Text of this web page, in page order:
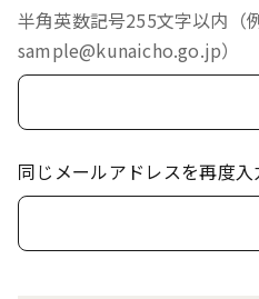
半角英数記号255文字以内（
sample@kunaicho.go.jp）
同じメールアドレスを再度入